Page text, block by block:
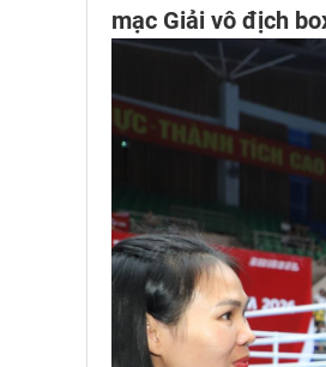
mạc Giải vô địch